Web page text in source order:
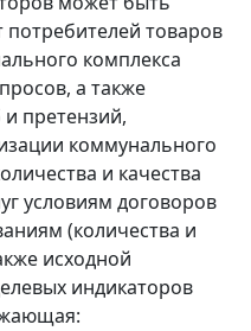
товаров
комплекса
а также
претензий,
коммунального
и качества
условиям договоров
(количества и
исходной
индикаторов